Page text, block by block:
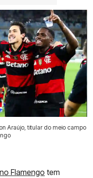
Araújo, titular do meio campo
Flamengo tem